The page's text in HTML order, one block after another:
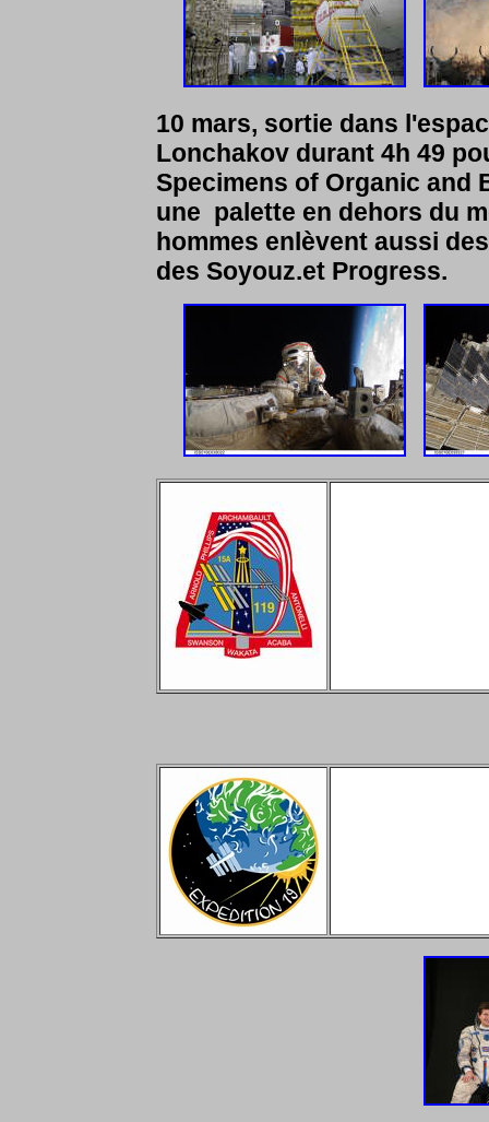
10 mars, sortie dans
Lonchakov durant 4h 49
Specimens of Organic and
une palette en dehors du
hommes enlèvent aussi
des Soyouz.et Progress.